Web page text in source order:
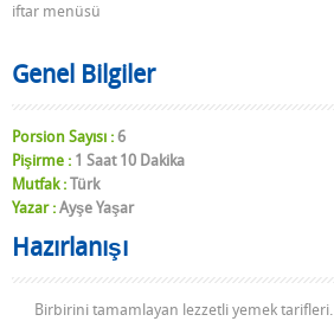
iftar menüsü
Genel Bilgiler
Porsion Sayısı : 6
Pişirme : 1 Saat 10 Dakika
Mutfak : Türk
Yazar : Ayşe Yaşar
Hazırlanışı
Birbirini tamamlayan lezzetli yemek tarifleri.